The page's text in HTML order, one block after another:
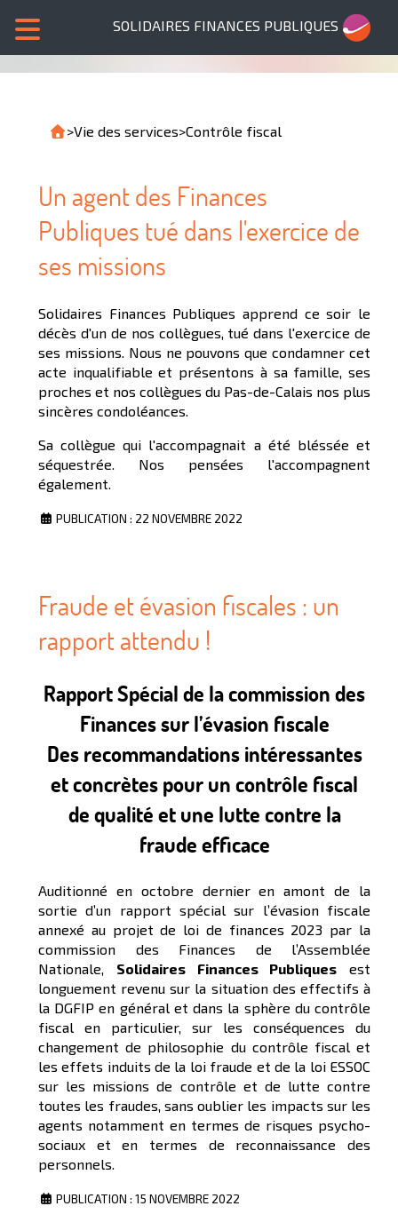
SOLIDAIRES FINANCES PUBLIQUES
>Vie des services>Contrôle fiscal
Un agent des Finances
Publiques tué dans l'exercice de
ses missions
Solidaires Finances Publiques apprend ce soir le
décès d'un de nos collègues, tué dans l'exercice de
ses missions. Nous ne pouvons que condamner cet
acte inqualifiable et présentons à sa famille, ses
proches et nos collègues du Pas-de-Calais nos plus
sincères condoléances.
Sa collègue qui l'accompagnait a été bléssée et
séquestrée. Nos pensées l'accompagnent
également.
PUBLICATION : 22 NOVEMBRE 2022
Fraude et évasion fiscales : un
rapport attendu !
Rapport Spécial de la commission des
Finances sur l’évasion fiscale
Des recommandations intéressantes
et concrètes pour un contrôle fiscal
de qualité et une lutte contre la
fraude efficace
Auditionné en octobre dernier en amont de la
sortie d’un rapport spécial sur l’évasion fiscale
annexé au projet de loi de finances 2023 par la
commission des Finances de l’Assemblée
Nationale, Solidaires Finances Publiques est
longuement revenu sur la situation des effectifs à
la DGFIP en général et dans la sphère du contrôle
fiscal en particulier, sur les conséquences du
changement de philosophie du contrôle fiscal et
les effets induits de la loi fraude et de la loi ESSOC
sur les missions de contrôle et de lutte contre
toutes les fraudes, sans oublier les impacts sur les
agents notamment en termes de risques psycho-
sociaux et en termes de reconnaissance des
personnels.
PUBLICATION : 15 NOVEMBRE 2022